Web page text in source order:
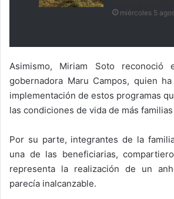
miércoles 5
Asimismo, Miriam Soto
gobernadora Maru Campos, quien
implementación de estos programas
las condiciones de vida de más
Por su parte, integrantes de la
una de las beneficiarias,
representa la realización de un
parecía inalcanzable.